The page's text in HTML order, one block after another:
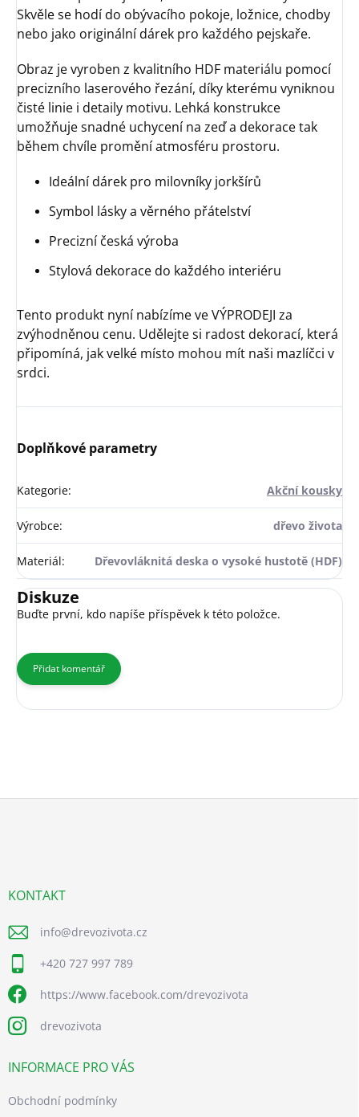
Skvěle se hodí do obývacího pokoje, ložnice, chodby
nebo jako originální dárek pro každého pejskaře.
Obraz je vyroben z kvalitního HDF materiálu pomocí
precizního laserového řezání, díky kterému vyniknou
čisté linie i detaily motivu. Lehká konstrukce
umožňuje snadné uchycení na zeď a dekorace tak
během chvíle promění atmosféru prostoru.
Ideální dárek pro milovníky jorkšírů
Symbol lásky a věrného přátelství
Precizní česká výroba
Stylová dekorace do každého interiéru
Tento produkt nyní nabízíme ve VÝPRODEJI za
zvýhodněnou cenu. Udělejte si radost dekorací, která
připomíná, jak velké místo mohou mít naši mazlíčci v
srdci.
Doplňkové parametry
Kategorie: Akční kousky
Výrobce: dřevo života
Materiál: Dřevovláknitá deska o vysoké hustotě (HDF)
Diskuze
Buďte první, kdo napíše příspěvek k této položce.
Přidat komentář
KONTAKT
info@drevozivota.cz
+420 727 997 789
https://www.facebook.com/drevozivota
drevozivota
INFORMACE PRO VÁS
Obchodní podmínky